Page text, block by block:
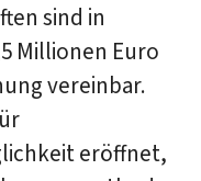
sind in
Millionen Euro
vereinbar.
eröffnet,